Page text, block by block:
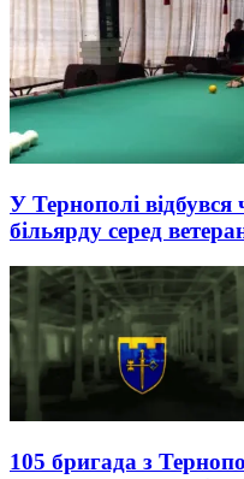
У Тернополі відбувся
більярду серед
105 бригада з